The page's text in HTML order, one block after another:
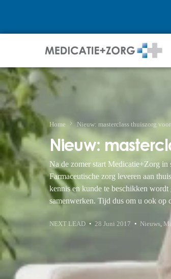
Home Nieuw: masterclass thuiszorg
Nieuw:
Na de zomer start Medicatie+Zorg
Farmaceutische zorg leveren aan
kennis en kunde te beschikken
samenwerken. Tijd dus om u ook
NEXT LEAD 28 Juni 2017 Nieuws